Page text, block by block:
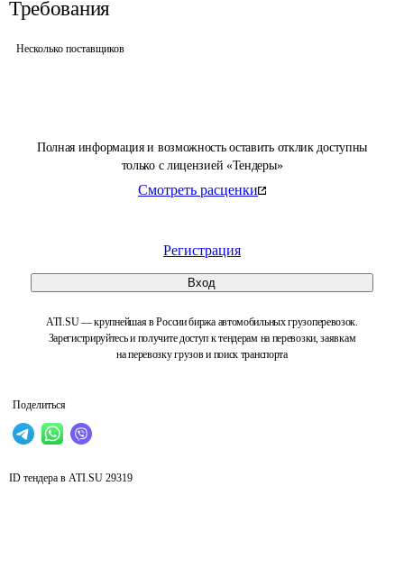
Полная информация и возможность оставить отклик доступны
только с лицензией «Тендеры»
Смотреть расценки
Регистрация
Вход
ATI.SU — крупнейшая в России биржа автомобильных грузоперевозок.
Зарегистрируйтесь и получите доступ к тендерам на перевозки, заявкам
на перевозку грузов и поиск транспорта
Поделиться
Требования
Несколько поставщиков
ID тендера в ATI.SU 29319